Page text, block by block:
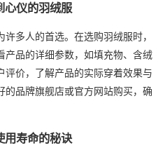
心仪的羽绒服
多人的首选。在选购羽绒服时，
产品的详细参数，如填充物、含绒
评价，了解产品的实际穿着效果与
的品牌旗舰店或官方网站购买，确
用寿命的秘诀